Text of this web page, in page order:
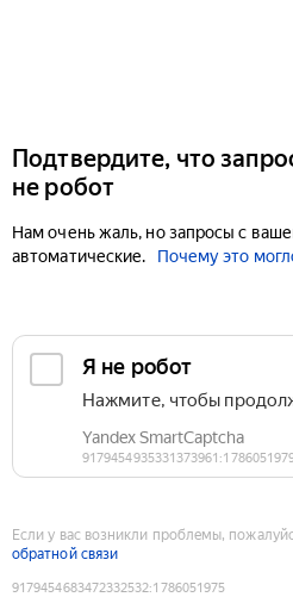
Подтвердите, что
не робот
Нам очень жаль, но запросы с
автоматические.
Почему это
Если у вас возникли проблемы,
обратной связи
9179454683472332532:1786051975